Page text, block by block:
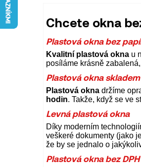
Chcete okna
Plastová okna bez
Kvalitní plastová okna u
posíláme krásně
Plastová okna skladem
Plastová okna držíme
hodin. Takže, když se ve
Levná plastová okna
Díky moderním
veškeré dokumenty (jako
že by se jednalo o
Plastová okna bez DPH